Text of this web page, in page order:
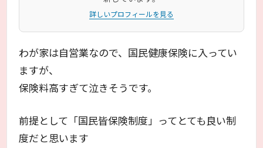
詳しいプロフィールを見る
わが家は自営業なので、国民健康保険に入ってい
ますが、
保険料高すぎて泣きそうです。
前提として「国民皆保険制度」ってとても良い制
度だと思います